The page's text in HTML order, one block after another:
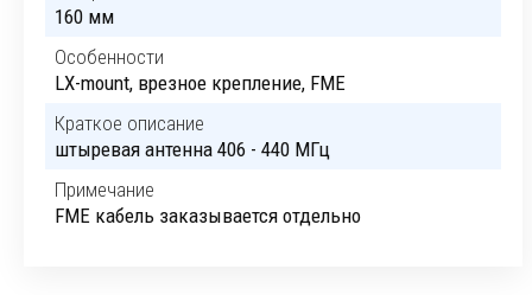
160 мм
Особенности
LX-mount, врезное крепление, FME
Краткое описание
штыревая антенна 406 - 440 МГц
Примечание
FME кабель заказывается отдельно